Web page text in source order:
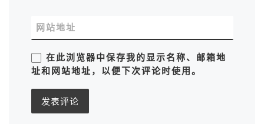
网站地址
在此浏览器中保存我的显示名称、邮箱地
址和网站地址，以便下次评论时使用。